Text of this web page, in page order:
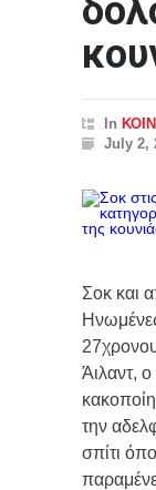
In
July 2,
Σοκ και
Άιλαντ, ο
την
σπίτι